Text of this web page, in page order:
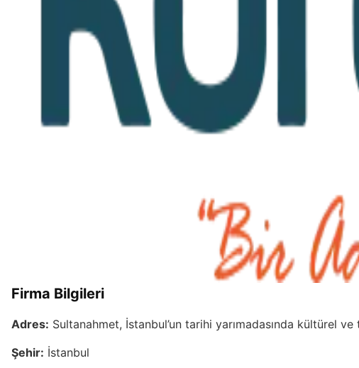
Firma Bilgileri
Adres: Sultanahmet, İstanbul’un tarihi yarımadasında kültürel
Şehir: İstanbul